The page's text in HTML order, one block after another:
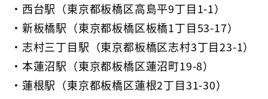
・西台駅（東京都板橋区高島平9丁目1-1）
・新板橋駅（東京都板橋区板橋1丁目53-17）
・志村三丁目駅（東京都板橋区志村3丁目23-1）
・本蓮沼駅（東京都板橋区蓮沼町19-8）
・蓮根駅（東京都板橋区蓮根2丁目31-30）